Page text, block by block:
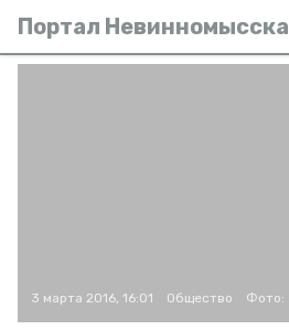
Портал Невинномысска
3 марта 2016, 16:01 Общество Фото: